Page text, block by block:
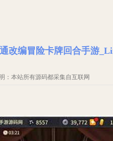
改编冒险卡牌回合手游
站所有源码都采集自互联网